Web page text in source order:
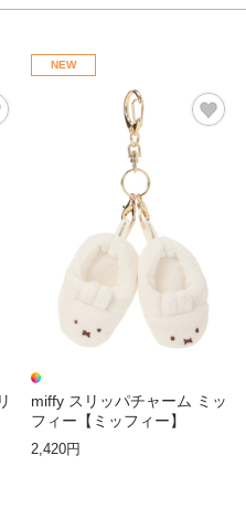
NEW
miffy スリッパチャーム ミッ
フィー【ミッフィー】
2,420円